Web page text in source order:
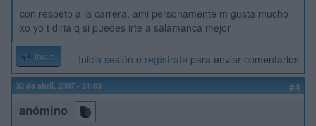
con respeto a la carrera, ami personamente m gusta mucho
xo yo t diria q si puedes irte a salamanca mejor
Inicio Inicia sesión o regístrate para enviar comentarios
30 de abril, 2007 - 21:03 #4
anómino